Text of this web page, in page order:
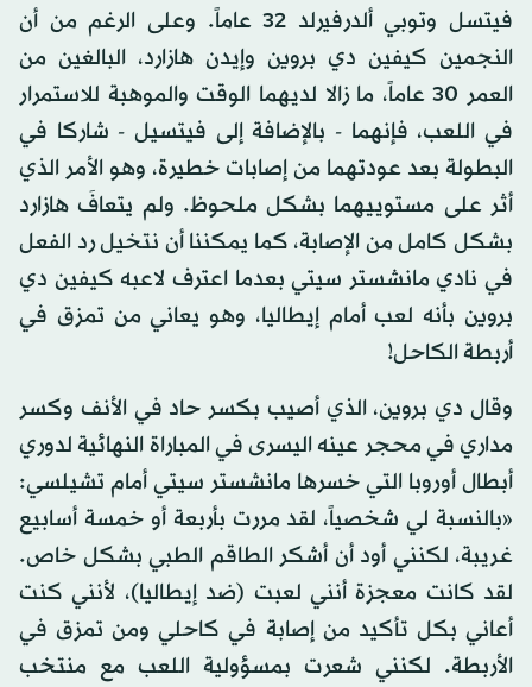
فيتسل وتوبي ألدرفيرلد 32 عاماً. وعلى الرغم من أن
النجمين كيفين دي بروين وإيدن هازارد، البالغين من
العمر 30 عاماً، ما زالا لديهما الوقت والموهبة للاستمرار
في اللعب، فإنهما - بالإضافة إلى فيتسيل - شاركا في
البطولة بعد عودتهما من إصابات خطيرة، وهو الأمر الذي
أثر على مستوييهما بشكل ملحوظ. ولم يتعافَ هازارد
بشكل كامل من الإصابة، كما يمكننا أن نتخيل رد الفعل
في نادي مانشستر سيتي بعدما اعترف لاعبه كيفين دي
بروين بأنه لعب أمام إيطاليا، وهو يعاني من تمزق في
أربطة الكاحل!
وقال دي بروين، الذي أصيب بكسر حاد في الأنف وكسر
مداري في محجر عينه اليسرى في المباراة النهائية لدوري
أبطال أوروبا التي خسرها مانشستر سيتي أمام تشيلسي:
«بالنسبة لي شخصياً، لقد مررت بأربعة أو خمسة أسابيع
غريبة، لكنني أود أن أشكر الطاقم الطبي بشكل خاص.
لقد كانت معجزة أنني لعبت (ضد إيطاليا)، لأنني كنت
أعاني بكل تأكيد من إصابة في كاحلي ومن تمزق في
الأربطة. لكنني شعرت بمسؤولية اللعب مع منتخب